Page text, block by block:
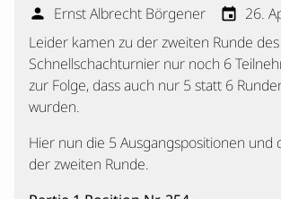
Ranglisten
Termine
Verschiedenes
Kontakt
person Ernst Albrecht Börgener event 26.
Leider kamen zu der zweiten Runde
Schnellschachturnier nur noch 6
zur Folge, dass auch nur 5 statt 6
wurden.
Hier nun die 5 Ausgangspositionen und
der zweiten Runde.